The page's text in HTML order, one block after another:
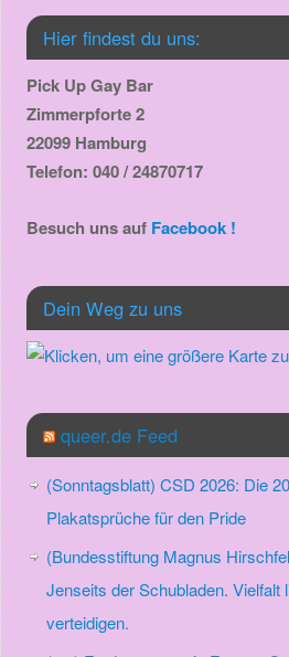
Hier findest du uns:
Pick Up Gay Bar
Zimmerpforte 2
22099 Hamburg
Telefon: 040 / 24870717
Besuch uns auf Facebook !
Dein Weg zu uns
queer.de Feed
(Sonntagsblatt) CSD 2026: Die
Plakatsprüche für den Pride
(Bundesstiftung Magnus
Jenseits der Schubladen. Vielfalt
verteidigen.